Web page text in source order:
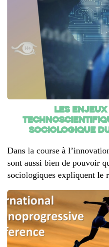
Les
sociologique
Dans la course à
sont aussi bien de pouvoir
sociologiques expliquent le